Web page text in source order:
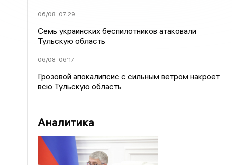
06/08 07:29
Семь украинских беспилотников атаковали
Тульскую область
06/08 06:17
Грозовой апокалипсис с сильным ветром накроет
всю Тульскую область
Аналитика